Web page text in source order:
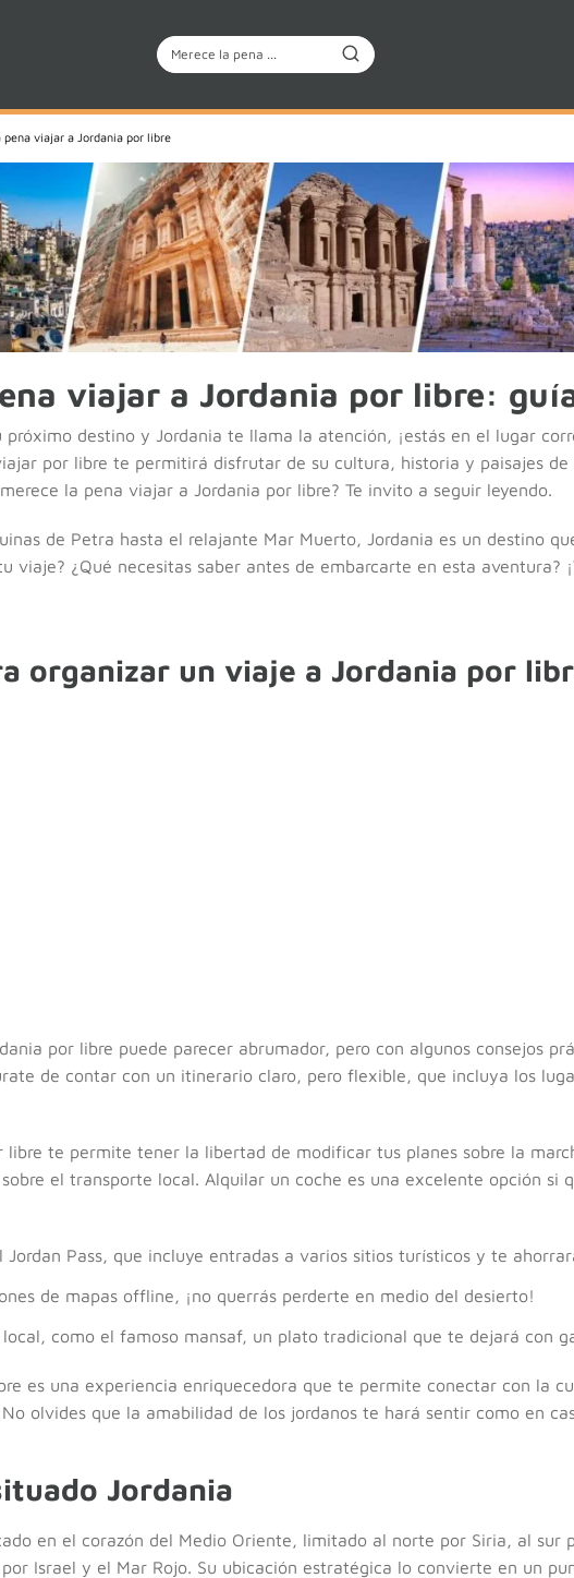
pena viajar a Jordania por libre
viajar a Jordania por libre:
próximo destino y Jordania te llama la atención, ¡estás en el lugar
por libre te permitirá disfrutar de su cultura, historia y paisajes de
la pena viajar a Jordania por libre? Te invito a seguir leyendo.
de Petra hasta el relajante Mar Muerto, Jordania es un destino
viaje? ¿Qué necesitas saber antes de embarcarte en esta aventura?
organizar un viaje a Jordania por
por libre puede parecer abrumador, pero con algunos consejos
de contar con un itinerario claro, pero flexible, que incluya los
libre te permite tener la libertad de modificar tus planes sobre la
el transporte local. Alquilar un coche es una excelente opción si
Jordan Pass, que incluye entradas a varios sitios turísticos y te
de mapas offline, ¡no querrás perderte en medio del desierto!
como el famoso mansaf, un plato tradicional que te dejará con
es una experiencia enriquecedora que te permite conectar con la
olvides que la amabilidad de los jordanos te hará sentir como en
Jordania
en el corazón del Medio Oriente, limitado al norte por Siria, al sur
Israel y el Mar Rojo. Su ubicación estratégica lo convierte en un